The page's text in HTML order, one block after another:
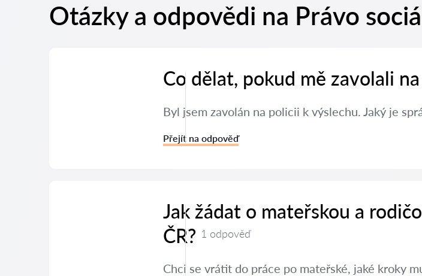
Otázky a odpovědi na Právo
Co dělat, pokud mě zavolali
Byl jsem zavolán na policii k výslechu. Jaký je
Přejít na odpověď
Jak žádat o mateřskou a
ČR? 1 odpověď
Chci se vrátit do práce po mateřské, jaké kroky